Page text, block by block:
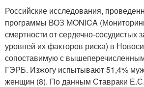
Российские исследования,
программы ВОЗ MONICA
смертности от сердечно-сосудистых
уровней их факторов риска) в
сопоставимую с
ГЭРБ. Изжогу испытывают 51,4%
женщин (8). По данным Ставраки Е.С.